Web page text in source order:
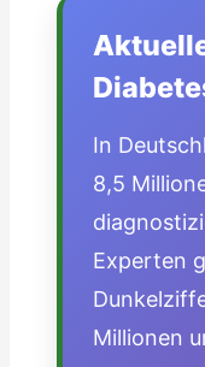
In
8,5
Experten
Millionen